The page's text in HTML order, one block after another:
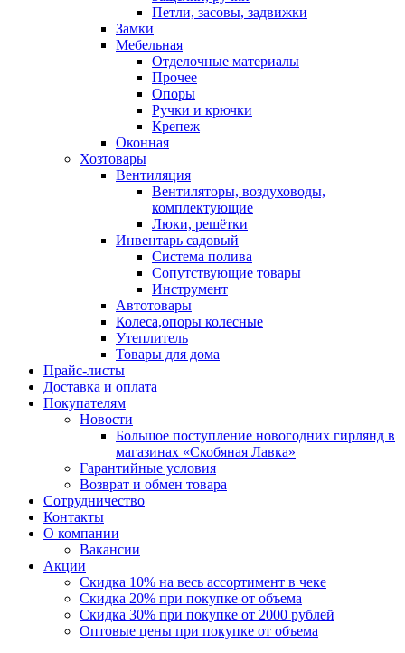
Петли, засовы, задвижки
Замки
Мебельная
Отделочные материалы
Прочее
Опоры
Ручки и крючки
Крепеж
Оконная
Хозтовары
Вентиляция
Вентиляторы, воздуховоды,
комплектующие
Люки, решётки
Инвентарь садовый
Система полива
Сопутствующие товары
Инструмент
Автотовары
Колеса,опоры колесные
Утеплитель
Товары для дома
Прайс-листы
Доставка и оплата
Покупателям
Новости
Большое поступление новогодних гирлянд в
магазинах «Скобяная Лавка»
Гарантийные условия
Возврат и обмен товара
Сотрудничество
Контакты
О компании
Вакансии
Акции
Скидка 10% на весь ассортимент в чеке
Скидка 20% при покупке от объема
Скидка 30% при покупке от 2000 рублей
Оптовые цены при покупке от объема